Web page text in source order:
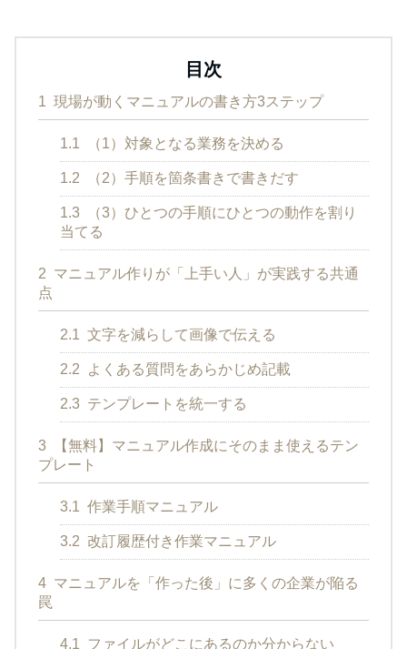
目次
1 現場が動くマニュアルの書き方3ステップ
1.1 （1）対象となる業務を決める
1.2 （2）手順を箇条書きで書きだす
1.3
（3）ひとつの手順にひとつの動作を割り
当てる
2 マニュアル作りが「上手い人」が実践する共通
点
2.1 文字を減らして画像で伝える
2.2 よくある質問をあらかじめ記載
2.3 テンプレートを統一する
3
【無料】マニュアル作成にそのまま使えるテン
プレート
3.1 作業手順マニュアル
3.2 改訂履歴付き作業マニュアル
4 マニュアルを「作った後」に多くの企業が陥る
罠
4.1 ファイルがどこにあるのか分からない